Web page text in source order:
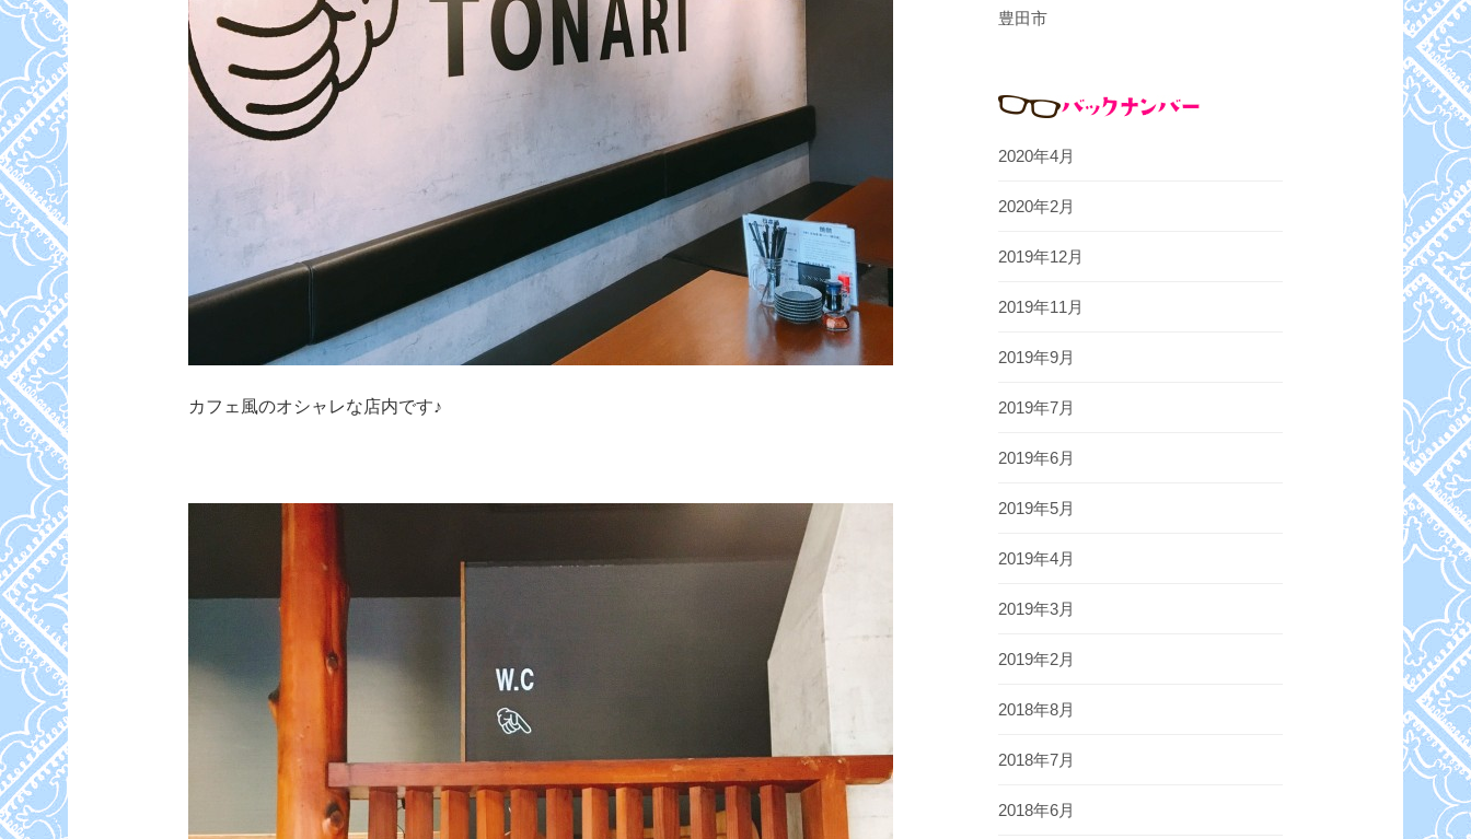
カフェ風のオシャレな店内です♪
豊田市
2020年4月
2020年2月
2019年12月
2019年11月
2019年9月
2019年7月
2019年6月
2019年5月
2019年4月
2019年3月
2019年2月
2018年8月
2018年7月
2018年6月